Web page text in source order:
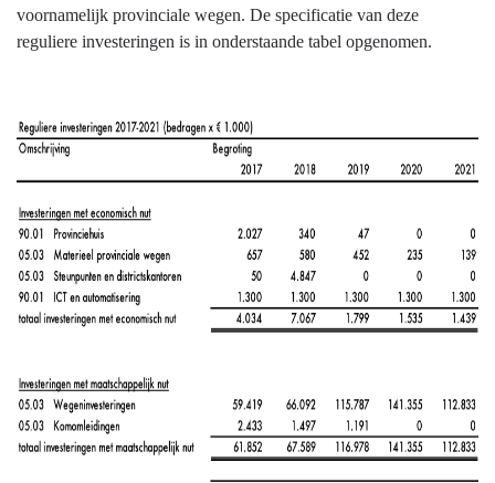
jaarstukken
voornamelijk provinciale wegen. De specificatie van deze
reguliere investeringen is in onderstaande tabel opgenomen.